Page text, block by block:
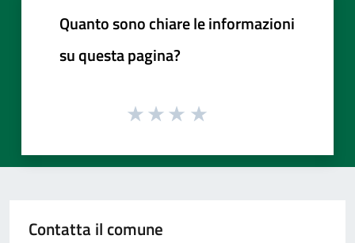
Quanto sono chiare le informazioni
su questa pagina?
Contatta il comune